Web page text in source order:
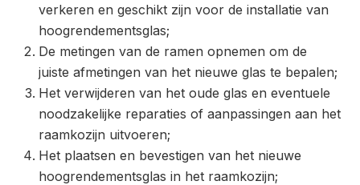
verkeren en geschikt zijn voor de installatie van
hoogrendementsglas;
De metingen van de ramen opnemen om de
juiste afmetingen van het nieuwe glas te bepalen;
Het verwijderen van het oude glas en eventuele
noodzakelijke reparaties of aanpassingen aan het
raamkozijn uitvoeren;
Het plaatsen en bevestigen van het nieuwe
hoogrendementsglas in het raamkozijn;